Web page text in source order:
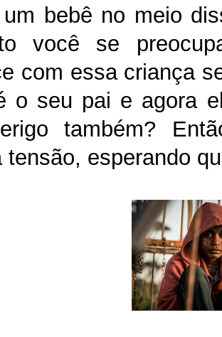
bebê no meio
você se
com essa criança
o seu pai e agora
também?
tensão, esperando